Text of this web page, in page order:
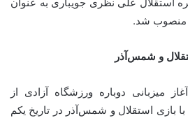
منصوب شد.
و شمس‌آذر
میزبانی دوباره ورزشگاه آزادی از
بازی استقلال و شمس‌آذر در تاریخ یکم